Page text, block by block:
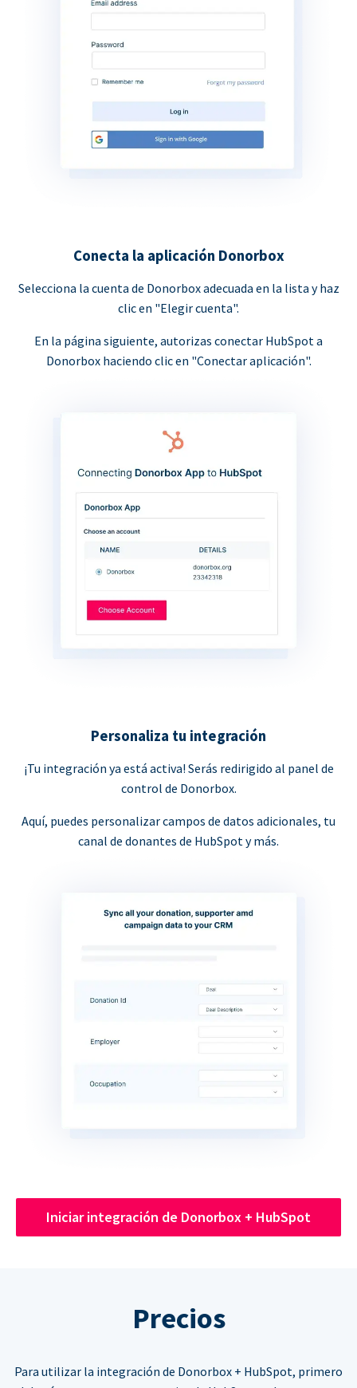
Conecta la aplicación Donorbox
Selecciona la cuenta de Donorbox adecuada en la lista y haz
clic en "Elegir cuenta".
En la página siguiente, autorizas conectar HubSpot a
Donorbox haciendo clic en "Conectar aplicación".
Personaliza tu integración
¡Tu integración ya está activa! Serás redirigido al panel de
control de Donorbox.
Aquí, puedes personalizar campos de datos adicionales, tu
canal de donantes de HubSpot y más.
Iniciar integración de Donorbox + HubSpot
Precios
Para utilizar la integración de Donorbox + HubSpot, primero